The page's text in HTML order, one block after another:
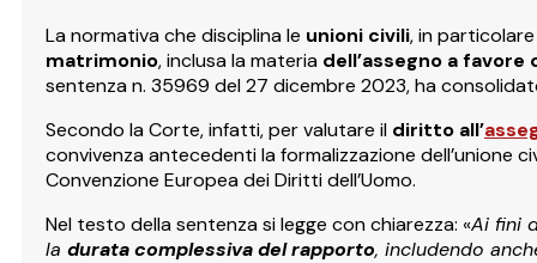
La normativa che disciplina le unioni civili, in
matrimonio, inclusa la materia dell’assegno a
sentenza n. 35969 del 27 dicembre 2023, ha
Secondo la Corte, infatti, per valutare il diritto all’
convivenza antecedenti la formalizzazione dell’unione
Convenzione Europea dei Diritti dell’Uomo.
Nel testo della sentenza si legge con chiarezza: «Ai fini
la durata complessiva del rapporto, includendo